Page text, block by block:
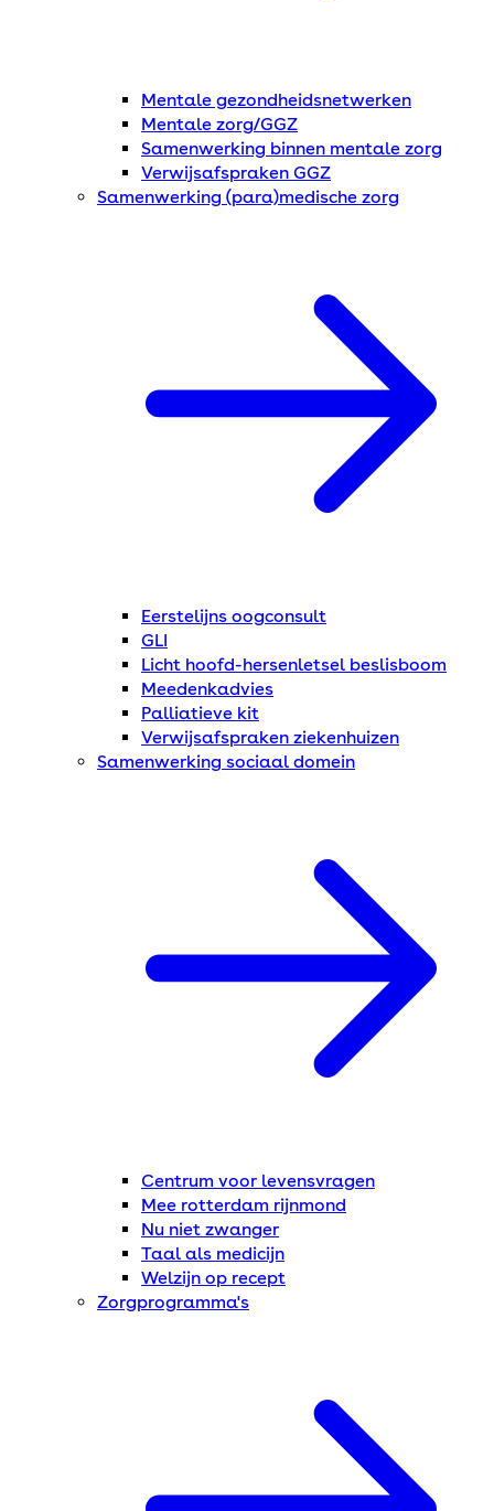
Mentale gezondheidsnetwerken
Mentale zorg/GGZ
Samenwerking binnen mentale zorg
Verwijsafspraken GGZ
Samenwerking (para)medische zorg
Eerstelijns oogconsult
GLI
Licht hoofd-hersenletsel beslisboom
Meedenkadvies
Palliatieve kit
Verwijsafspraken ziekenhuizen
Samenwerking sociaal domein
Centrum voor levensvragen
Mee rotterdam rijnmond
Nu niet zwanger
Taal als medicijn
Welzijn op recept
Zorgprogramma's